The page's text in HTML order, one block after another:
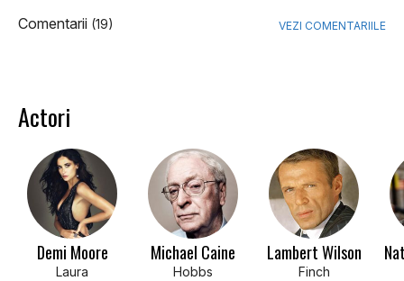
Comentarii (19) VEZI COMENTARIILE
Actori
Demi Moore
Laura
Michael Caine
Hobbs
Lambert Wilson
Finch